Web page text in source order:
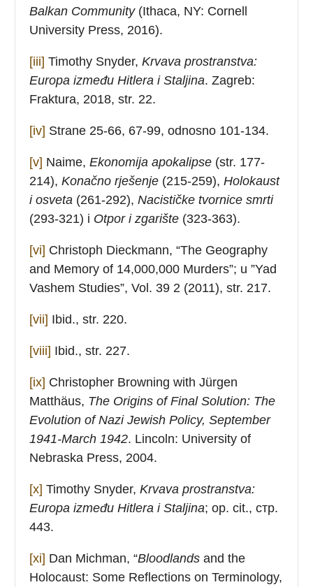
Balkan Community(Ithaca, NY: Cornell
University Press, 2016).
[iii] Timothy Snyder,Krvava prostranstva:
Europa između Hitlera i Staljina. Zagreb:
Fraktura, 2018, str. 22.
[iv] Strane 25-66, 67-99, odnosno 101-134.
[v] Naime,Ekonomija apokalipse (str. 177-
214),Konačno rješenje (215-259),Holokaust
i osveta (261-292),Nacističke tvornice smrti
(293-321) i Otpor i zgarište (323-363).
[vi] Christoph Dieckmann, “The Geography
and Memory of 14,000,000 Murders”; u ”Yad
Vashem Studies”, Vol. 39 2 (2011), str. 217.
[vii] Ibid., str. 220.
[viii] Ibid., str. 227.
[ix] Christopher Browning with Jürgen
Matthäus, The Origins of Final Solution: The
Evolution of Nazi Jewish Policy, September
1941-March 1942. Lincoln: University of
Nebraska Press, 2004.
[x] Timothy Snyder,Krvava prostranstva:
Europa između Hitlera i Staljina; оp. cit., стр.
443.
[xi] Dan Michman, “Bloodlands and the
Holocaust: Some Reflections on Terminology,